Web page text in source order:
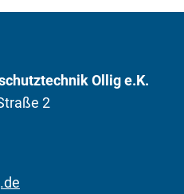
Ollig e.K.
2